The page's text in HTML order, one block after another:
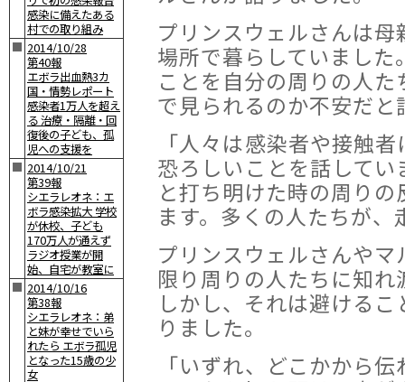
感染に備えたある
村での取り組み
■ 2014/10/28
第40報
エボラ出血熱3カ
国・情勢レポート
感染者1万人を超え
る 治療・隔離・回
復後の子ども、孤
児への支援を
■ 2014/10/21
第39報
シエラレオネ：エ
ボラ感染拡大 学校
が休校、子ども
170万人が通えず
ラジオ授業が開
始、自宅が教室に
■ 2014/10/16
第38報
シエラレオネ：弟
と妹が幸せでいら
れたら エボラ孤児
となった15歳の少
女
プリンスウェルさんは
場所で暮らしていまし
ことを自分の周りの人
で見られるのか不安だと
「人々は感染者や接触
恐ろしいことを話して
と打ち明けた時の周り
ます。多くの人たちが
プリンスウェルさんや
限り周りの人たちに知
しかし、それは避ける
りました。
「いずれ、どこかから